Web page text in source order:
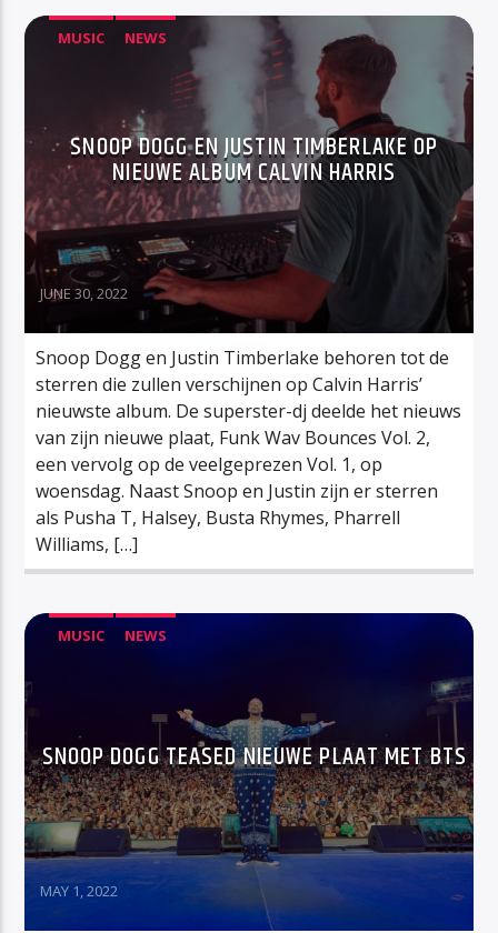
MUSIC NEWS
SNOOP DOGG EN JUSTIN TIMBERLAKE OP
NIEUWE ALBUM CALVIN HARRIS
JUNE 30, 2022
Snoop Dogg en Justin Timberlake behoren tot de
sterren die zullen verschijnen op Calvin Harris’
nieuwste album. De superster-dj deelde het nieuws
van zijn nieuwe plaat, Funk Wav Bounces Vol. 2,
een vervolg op de veelgeprezen Vol. 1, op
woensdag. Naast Snoop en Justin zijn er sterren
als Pusha T, Halsey, Busta Rhymes, Pharrell
Williams, […]
MUSIC NEWS
SNOOP DOGG TEASED NIEUWE PLAAT MET BTS
MAY 1, 2022